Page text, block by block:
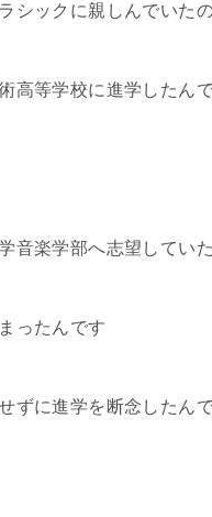
シックに親しんでいた
高等学校に進学したん
音楽学部へ志望してい
ったんです
ずに進学を断念したん